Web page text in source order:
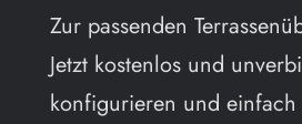
Zur passenden
Jetzt kostenlos und
konfigurieren und